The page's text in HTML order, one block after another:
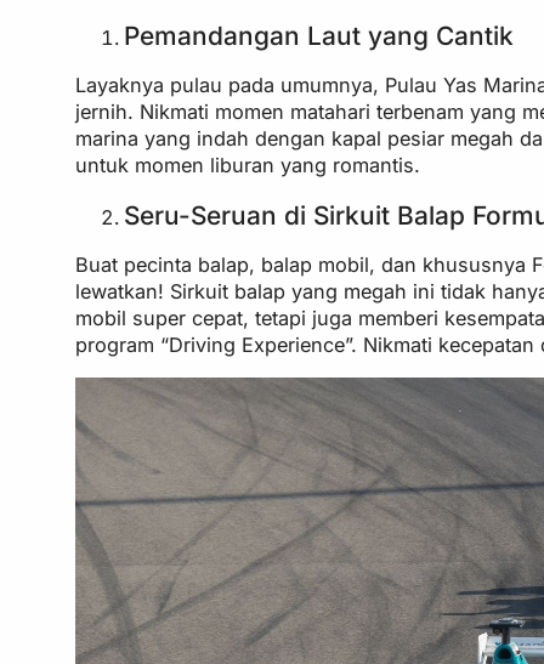
Pemandangan Laut yang Cantik
Layaknya pulau pada umumnya, Pulau Yas
jernih. Nikmati momen matahari terbenam yang
marina yang indah dengan kapal pesiar megah
untuk momen liburan yang romantis.
Seru-Seruan di Sirkuit Balap
Buat pecinta balap, balap mobil, dan khususnya
lewatkan! Sirkuit balap yang megah ini tidak
mobil super cepat, tetapi juga memberi
program “Driving Experience”. Nikmati